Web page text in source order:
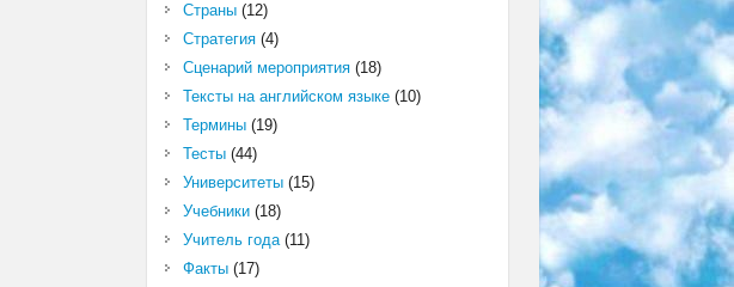
Страны(12)
Стратегия(4)
Сценарий мероприятия(18)
Тексты на английском языке(10)
Термины(19)
Тесты(44)
Университеты(15)
Учебники(18)
Учитель года(11)
Факты(17)